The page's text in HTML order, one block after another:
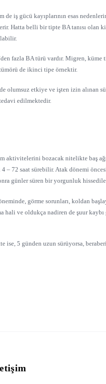
de iş gücü kayıplarının esas
Hatta belli bir tipte BA tanısı olan
fazla BA türü vardır. Migren,
tümörü de ikinci tipe örnektir.
olumsuz etkiye ve işten izin alınan
tedavi edilmektedir.
bozacak nitelikte baş
– 72 saat sürebilir. Atak dönemi
günler süren bir yorgunluk
görme sorunları, koldan
ve oldukça nadiren de şuur kaybı
5 günden uzun sürüyorsa,